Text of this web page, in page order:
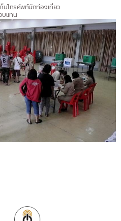
บโทรศัพท์นักท่องเที่ยว
บแทน